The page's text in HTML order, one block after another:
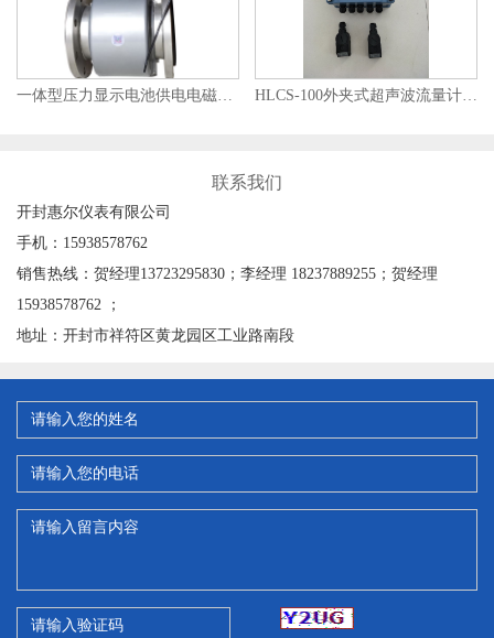
一体型压力显示电池供电电磁流量计 HLCS-100外夹式超声波流量计、外敷式超声波流量计
联系我们
开封惠尔仪表有限公司
手机：15938578762
销售热线：贺经理13723295830；李经理 18237889255；贺经理
15938578762 ；
地址：开封市祥符区黄龙园区工业路南段